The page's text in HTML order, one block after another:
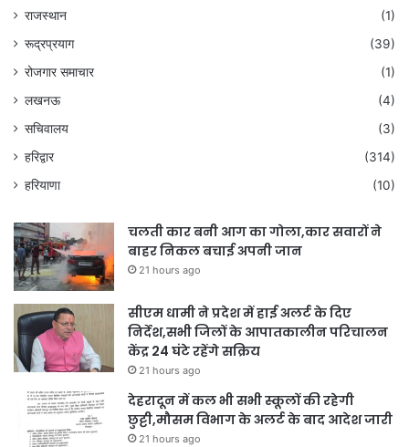
राजस्थान
(1)
रूद्रप्रयाग
(39)
रोजगार समाचार
(1)
लखनऊ
(4)
सचिवालय
(3)
हरिद्वार
(314)
हरियाणा
(10)
चलती कार बनी आग का गोला,कार सवारों ने
बाहर निकल बचाई अपनी जान
21 hours ago
सीएम धामी ने प्रदेश में हाई अलर्ट के दिए
निर्देश,सभी जिलों के आपातकालीन परिचालन
केंद्र 24 घंटे रहेंगे सक्रिय
21 hours ago
देहरादून में कल भी सभी स्कूलों की रहेगी
छुट्टी,मौसम विभाग के अलर्ट के बाद आदेश जारी
21 hours ago